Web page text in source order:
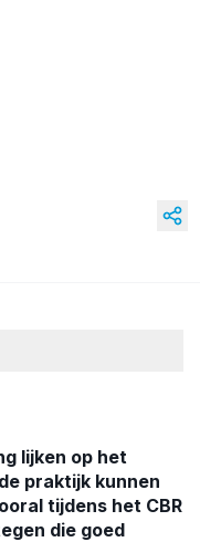
lijken op het
praktijk kunnen
tijdens het CBR
die goed